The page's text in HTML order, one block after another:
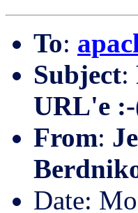
To:
Subject:
URL'e
From:
Date: